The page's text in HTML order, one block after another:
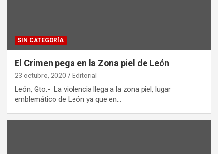
SIN CATEGORÍA
El Crimen pega en la Zona piel de León
23 octubre, 2020 Editorial
León, Gto.- La violencia llega a la zona piel, lugar
emblemático de León ya que en…